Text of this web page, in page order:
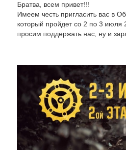
Братва, всем привет!!!
Имеем честь пригласить вас в
который пройдет со 2 по 3 июля
просим поддержать нас, ну и